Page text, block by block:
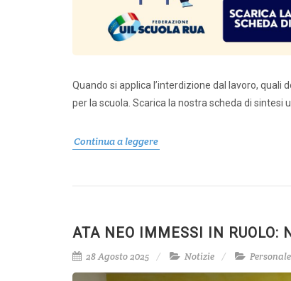
Quando si applica l’interdizione dal lavoro, quali
per la scuola. Scarica la nostra scheda di
Continua a leggere
ATA NEO IMMESSI IN RUOLO:
28 Agosto 2025 Notizie